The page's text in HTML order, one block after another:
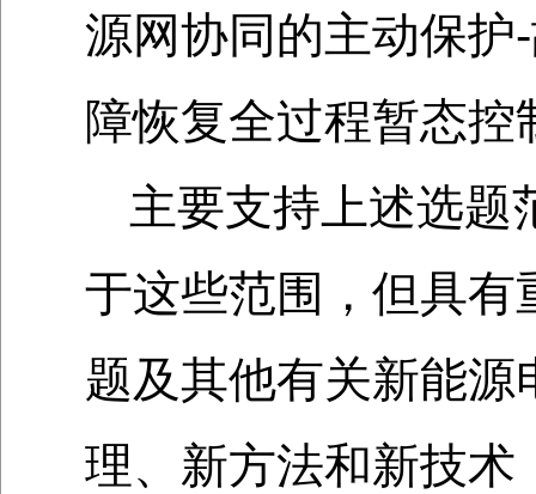
源网协同的主动保护
障恢复全过程暂态控
主要支持上述选题
于这些范围，但具
题及其他有关新能
理、新方法和新技术